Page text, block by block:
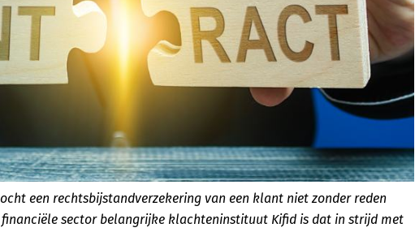
een rechtsbijstandverzekering van een klant niet zonder reden
financiële sector belangrijke klachteninstituut Kifid is dat in strijd met